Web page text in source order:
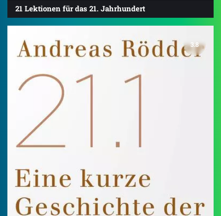
21 Lektionen für das 21. Jahrhundert
3.8